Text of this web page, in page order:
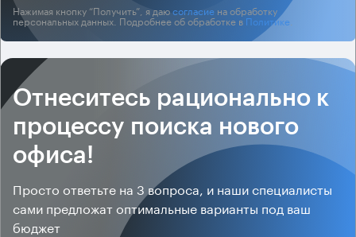
Нажимая кнопку “Получить”, я даюсогласие на обработку
персональных данных. Подробнее об обработке вПолитике
Отнеситесь рационально к
процессу поиска нового
офиса!
Просто ответьте на 3 вопроса, и наши специалисты
сами предложат оптимальные варианты под ваш
бюджет